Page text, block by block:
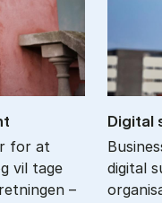
for at
vil tage
–
Di­gi­tal
digital